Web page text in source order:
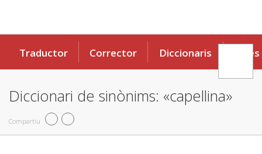
Traductor Corrector Diccionaris Eines
Diccionari de sinònims: «capellina»
Compartiu